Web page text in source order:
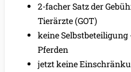
2-facher Satz der
Tierärzte (GOT)
keine Selbstbeteiligung
Pferden
jetzt keine